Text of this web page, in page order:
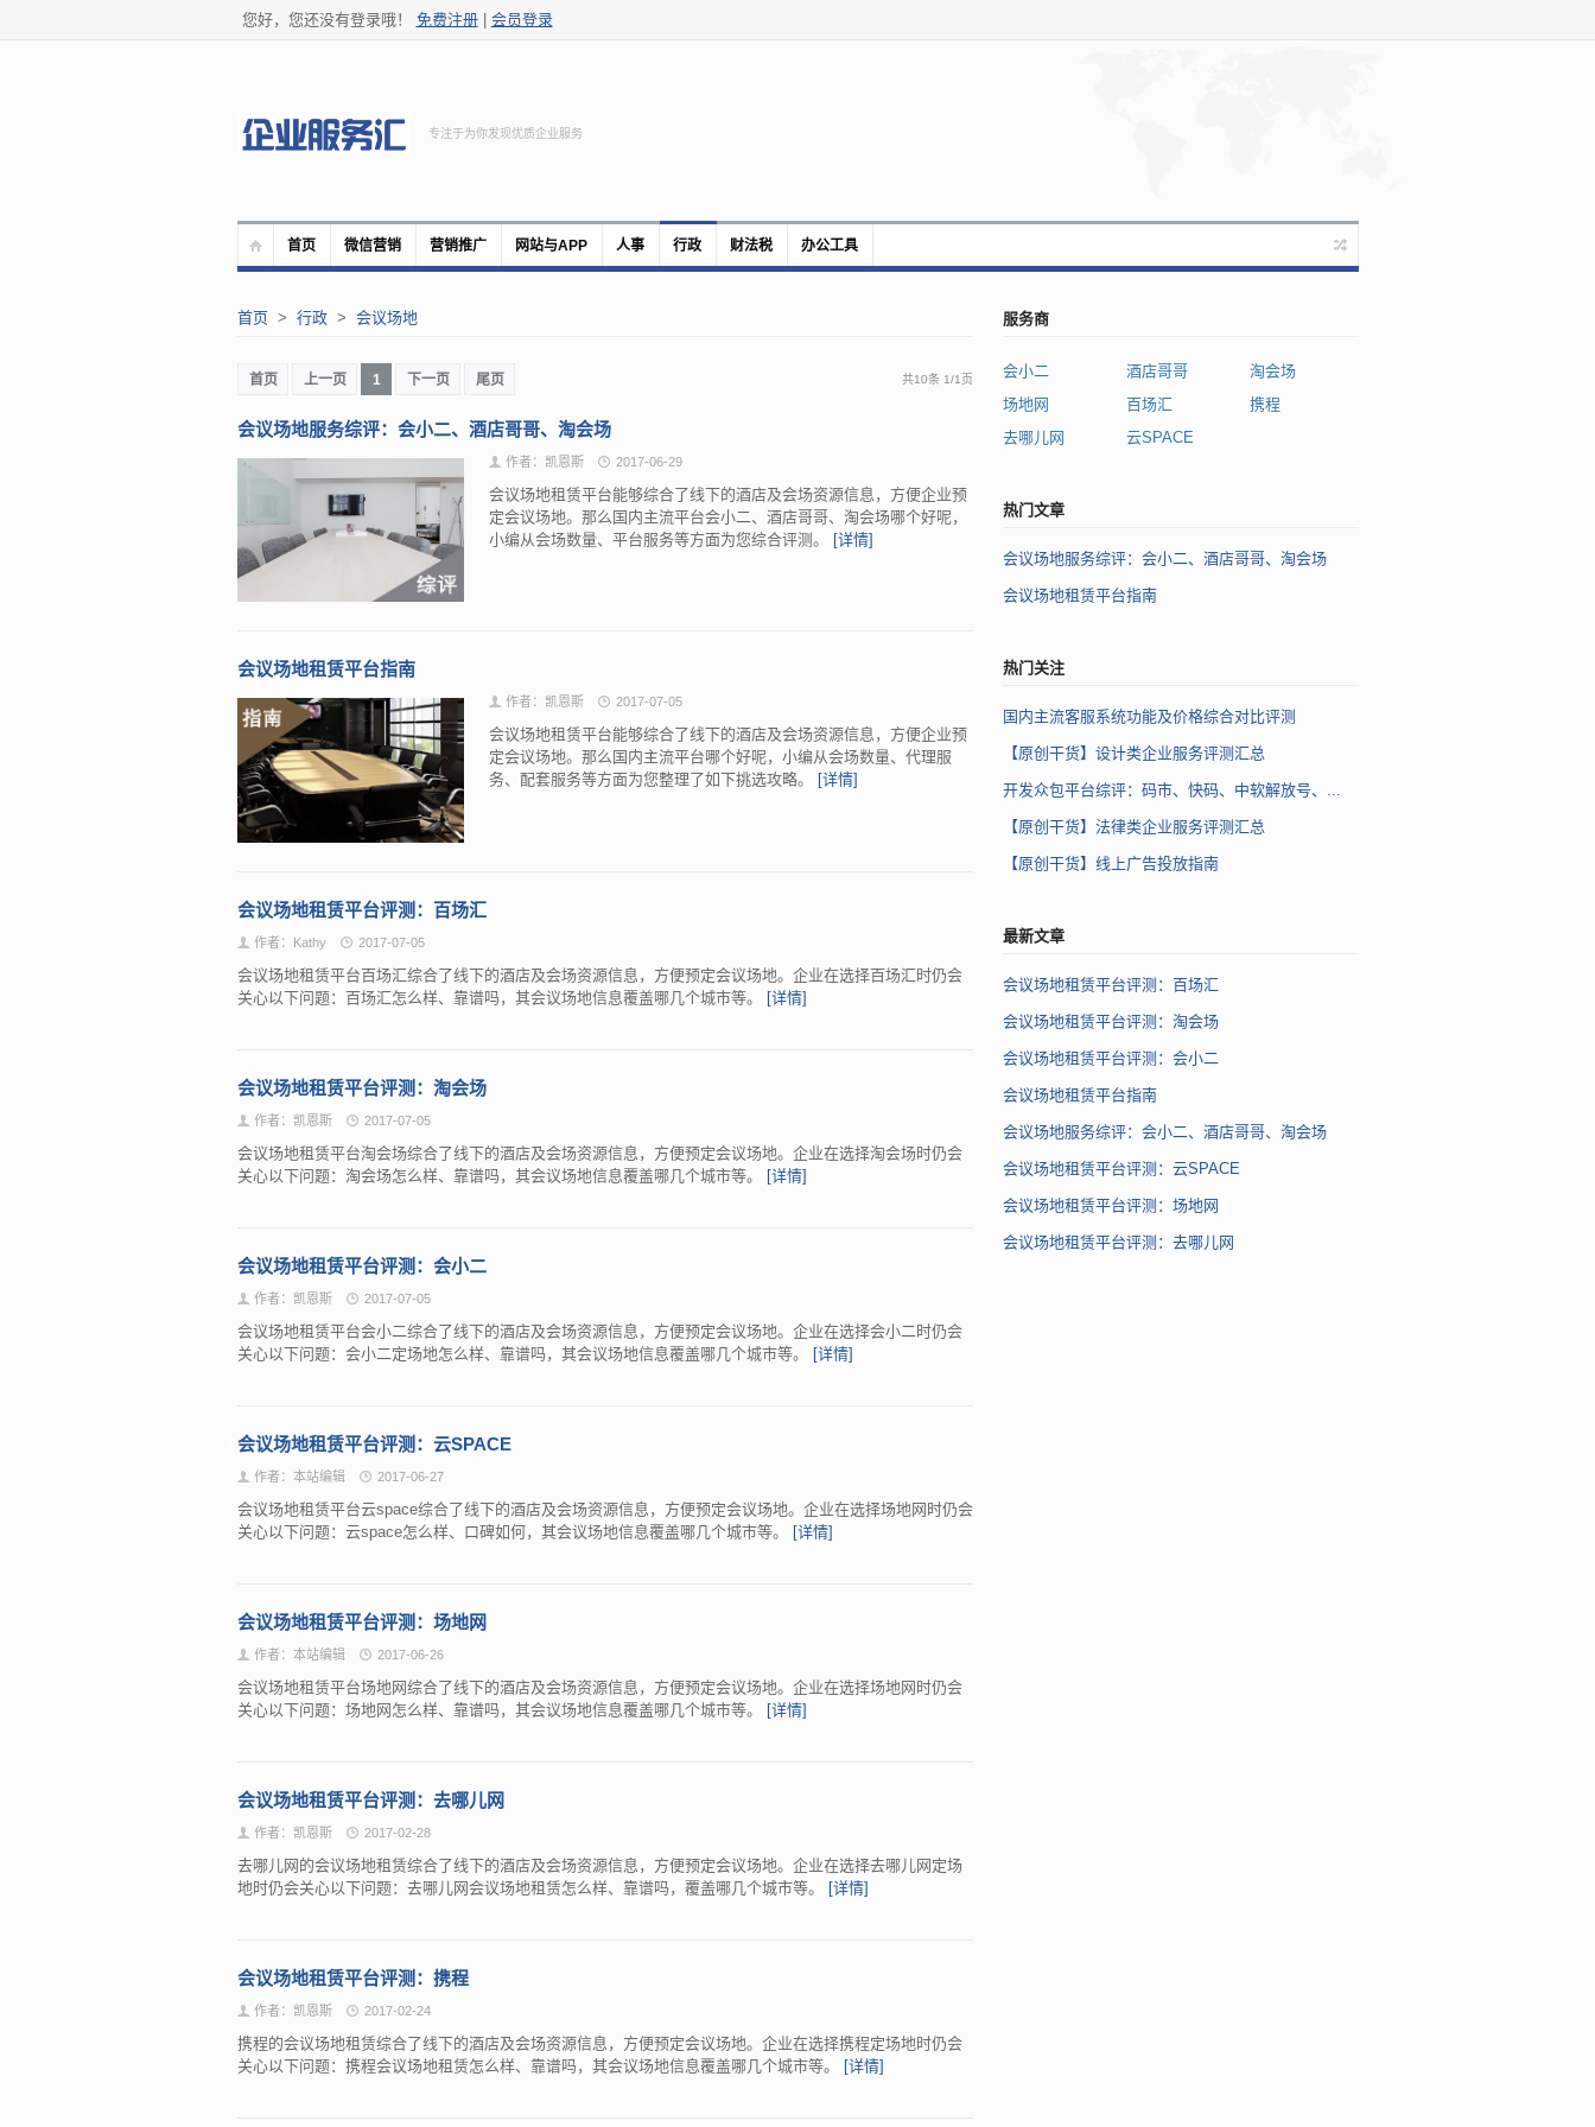
您好，您还没有登录哦！ 免费注册| 会员登录
专注于为你发现优质企业服务
首页 微信营销 营销推广 网站与APP 人事 行政 财法税 办公工具
首页> 行政> 会议场地
首页 上一页 1 下一页 尾页 共10条 1/1页
会议场地服务综评：会小二、酒店哥哥、淘会场
作者：凯恩斯 2017-06-29
会议场地租赁平台能够综合了线下的酒店及会场资源信息，方便企业预
定会议场地。那么国内主流平台会小二、酒店哥哥、淘会场哪个好呢，
小编从会场数量、平台服务等方面为您综合评测。 [详情]
会议场地租赁平台指南
作者：凯恩斯 2017-07-05
会议场地租赁平台能够综合了线下的酒店及会场资源信息，方便企业预
定会议场地。那么国内主流平台哪个好呢，小编从会场数量、代理服
务、配套服务等方面为您整理了如下挑选攻略。
[详情]
会议场地租赁平台评测：百场汇
作者：Kathy 2017-07-05
会议场地租赁平台百场汇综合了线下的酒店及会场资源信息，方便预定会议场地。企业在选择百场汇时仍会
关心以下问题：百场汇怎么样、靠谱吗，其会议场地信息覆盖哪几个城市等。
[详情]
会议场地租赁平台评测：淘会场
作者：凯恩斯 2017-07-05
会议场地租赁平台淘会场综合了线下的酒店及会场资源信息，方便预定会议场地。企业在选择淘会场时仍会
关心以下问题：淘会场怎么样、靠谱吗，其会议场地信息覆盖哪几个城市等。
[详情]
会议场地租赁平台评测：会小二
作者：凯恩斯 2017-07-05
会议场地租赁平台会小二综合了线下的酒店及会场资源信息，方便预定会议场地。企业在选择会小二时仍会
关心以下问题：会小二定场地怎么样、靠谱吗，其会议场地信息覆盖哪几个城市等。
[详情]
会议场地租赁平台评测：云SPACE
作者：本站编辑 2017-06-27
会议场地租赁平台云space综合了线下的酒店及会场资源信息，方便预定会议场地。企业在选择场地网时仍会
关心以下问题：云space怎么样、口碑如何，其会议场地信息覆盖哪几个城市等。
[详情]
会议场地租赁平台评测：场地网
作者：本站编辑 2017-06-26
会议场地租赁平台场地网综合了线下的酒店及会场资源信息，方便预定会议场地。企业在选择场地网时仍会
关心以下问题：场地网怎么样、靠谱吗，其会议场地信息覆盖哪几个城市等。
[详情]
会议场地租赁平台评测：去哪儿网
作者：凯恩斯 2017-02-28
去哪儿网的会议场地租赁综合了线下的酒店及会场资源信息，方便预定会议场地。企业在选择去哪儿网定场
地时仍会关心以下问题：去哪儿网会议场地租赁怎么样、靠谱吗，覆盖哪几个城市等。
[详情]
会议场地租赁平台评测：携程
作者：凯恩斯 2017-02-24
携程的会议场地租赁综合了线下的酒店及会场资源信息，方便预定会议场地。企业在选择携程定场地时仍会
关心以下问题：携程会议场地租赁怎么样、靠谱吗，其会议场地信息覆盖哪几个城市等。
[详情]
服务商
会小二 酒店哥哥
淘会场
场地网
百场汇
携程
去哪儿网
云SPACE
热门文章
会议场地服务综评：会小二、酒店哥哥、淘会场
会议场地租赁平台指南
热门关注
国内主流客服系统功能及价格综合对比评测
【原创干货】设计类企业服务评测汇总
开发众包平台综评：码市、快码、中软解放号、...
【原创干货】法律类企业服务评测汇总
【原创干货】线上广告投放指南
最新文章
会议场地租赁平台评测：百场汇
会议场地租赁平台评测：淘会场
会议场地租赁平台评测：会小二
会议场地租赁平台指南
会议场地服务综评：会小二、酒店哥哥、淘会场
会议场地租赁平台评测：云SPACE
会议场地租赁平台评测：场地网
会议场地租赁平台评测：去哪儿网